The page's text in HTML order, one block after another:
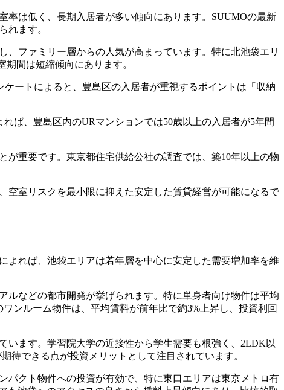
率は低く、長期入居者が多い傾向にあります。SUUMOの最新
れます。
ファミリー層からの人気が高まっています。特に北池袋エリ
間は短縮傾向にあります。
ートによると、豊島区の入居者が重視するポイントは「収納
ば、豊島区内のURマンションでは50歳以上の入居者が5年間
重要です。東京都住宅供給公社の調査では、築10年以上の物
空室リスクを最小限に抑えた安定した賃貸経営が可能になるで
よれば、池袋エリアは若年層を中心に安定した需要増加率を維
などの都市開発が挙げられます。特に単身者向け物件は平均
ンルーム物件は、平均賃料が前年比で約3%上昇し、投資利回
います。学習院大学の近接性から学生需要も根強く、2LDK以
待できる点が投資メリットとして注目されています。
パクト物件への投資が有効で、特に東口エリアは東京メトロ有